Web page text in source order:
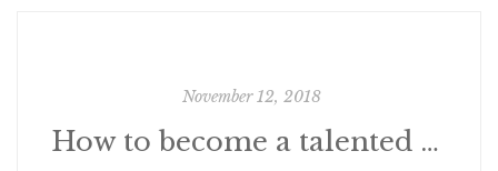
November 12, 2018
How to become a talented chef?